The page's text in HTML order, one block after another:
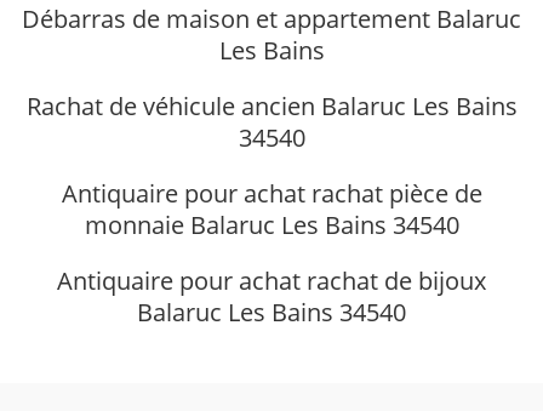
Débarras de maison et appartement Balaruc
Les Bains
Rachat de véhicule ancien Balaruc Les Bains
34540
Antiquaire pour achat rachat pièce de
monnaie Balaruc Les Bains 34540
Antiquaire pour achat rachat de bijoux
Balaruc Les Bains 34540